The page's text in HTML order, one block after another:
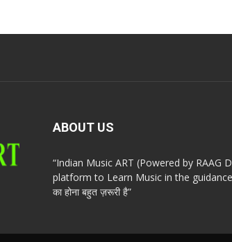
ABOUT US
“Indian Music ART (Powered by RAAG
platform to Learn Music in the
का होना बहुत ज़रूरी है”